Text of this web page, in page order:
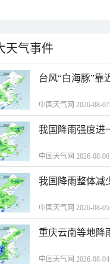
天气事件
台风“白海豚”靠
中国天气网 2026-08-
我国降雨强度进
中国天气网 2026-08-
我国降雨整体减
中国天气网 2026-08-
重庆云南等地降
中国天气网 2026-08-